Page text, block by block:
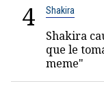
4 Shakira
Shakira
que le
meme"